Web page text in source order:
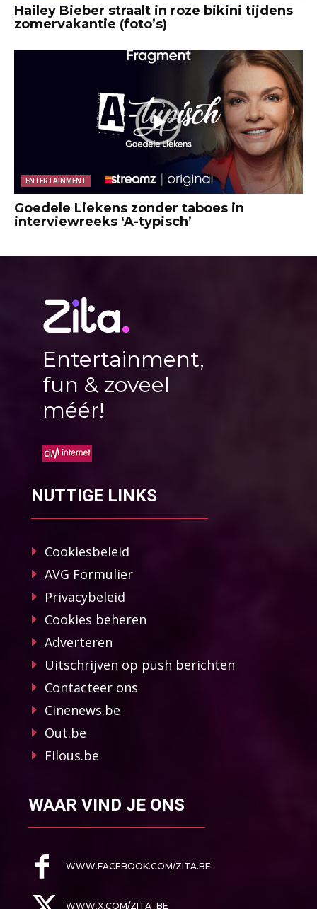
Hailey Bieber straalt in roze bikini tijdens
zomervakantie (foto’s)
ENTERTAINMENT
Goedele Liekens zonder taboes in
interviewreeks ‘A-typisch’
Entertainment,
fun & zoveel
méér!
NUTTIGE LINKS
Cookiesbeleid
AVG Formulier
Privacybeleid
Cookies beheren
Adverteren
Uitschrijven op push berichten
Contacteer ons
Cinenews.be
Out.be
Filous.be
WAAR VIND JE ONS
WWW.FACEBOOK.COM/ZITA.BE
WWW.X.COM/ZITA_BE